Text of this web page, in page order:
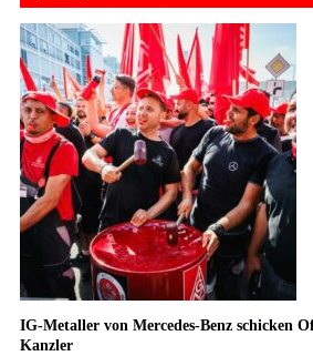
IG-Metaller von Mercedes-Benz schicken
Kanzler